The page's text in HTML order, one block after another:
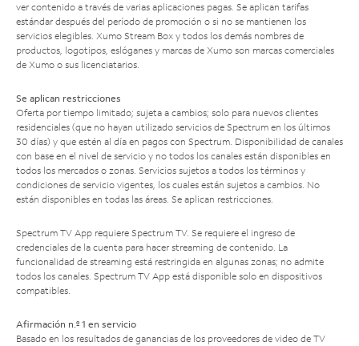
ver contenido a través de varias aplicaciones pagas. Se aplican tarifas
estándar después del período de promoción o si no se mantienen los
servicios elegibles. Xumo Stream Box y todos los demás nombres de
productos, logotipos, eslóganes y marcas de Xumo son marcas comerciales
de Xumo o sus licenciatarios.
Se aplican restricciones
Oferta por tiempo limitado; sujeta a cambios; solo para nuevos clientes
residenciales (que no hayan utilizado servicios de Spectrum en los últimos
30 días) y que estén al día en pagos con Spectrum. Disponibilidad de canales
con base en el nivel de servicio y no todos los canales están disponibles en
todos los mercados o zonas. Servicios sujetos a todos los términos y
condiciones de servicio vigentes, los cuales están sujetos a cambios. No
están disponibles en todas las áreas. Se aplican restricciones.
Spectrum TV App requiere Spectrum TV. Se requiere el ingreso de
credenciales de la cuenta para hacer streaming de contenido. La
funcionalidad de streaming está restringida en algunas zonas; no admite
todos los canales. Spectrum TV App está disponible solo en dispositivos
compatibles.
Afirmación n.º 1 en servicio
Basado en los resultados de ganancias de los proveedores de video de TV